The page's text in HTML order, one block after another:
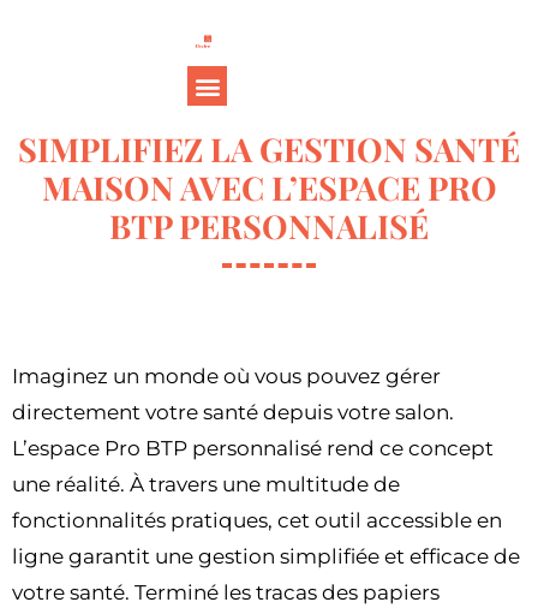
SIMPLIFIEZ LA GESTION SANTÉ
MAISON AVEC L’ESPACE PRO
BTP PERSONNALISÉ
Imaginez un monde où vous pouvez gérer
directement votre santé depuis votre salon.
L’espace Pro BTP personnalisé rend ce concept
une réalité. À travers une multitude de
fonctionnalités pratiques, cet outil accessible en
ligne garantit une gestion simplifiée et efficace de
votre santé. Terminé les tracas des papiers